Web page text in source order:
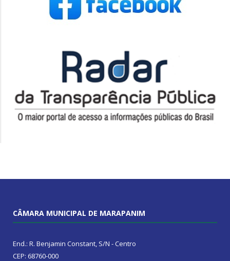
CÂMARA MUNICIPAL DE MARAPANIM
End.: R. Benjamin Constant, S/N - Centro
CEP: 68760-000